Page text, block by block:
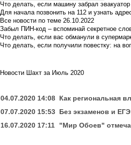
Что делать, если машину забрал эвакуатор
Для начала позвонить на 112 и узнать
Все новости по теме 26.10.2022
Забыл ПИН-код – вспоминай секретное
Что делать, если вас обманули в
Что делать, если получили повестку: на
Новости Шахт за Июль 2020
04.07.2020 14:08 Как региональная
07.07.2020 15:53 Без экзаменов и
16.07.2020 17:11
"Мир Обоев"